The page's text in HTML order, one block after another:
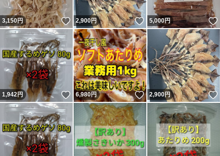
3,150円 いいね！
2,900円 いいね！
5,000円
1,942円 いいね！
6,980円 いいね！
2,900円